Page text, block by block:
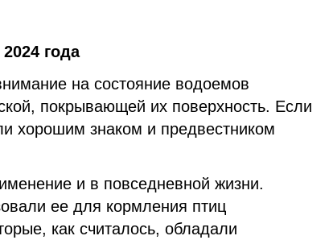
года
на состояние водоемов
покрывающей их поверхность. Если
хорошим знаком и предвестником
и в повседневной жизни.
ее для кормления птиц
как считалось, обладали